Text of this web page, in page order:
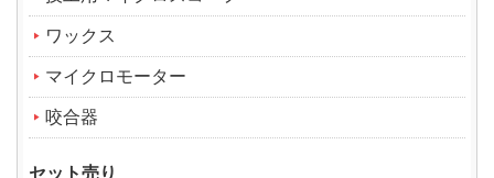
ワックス
マイクロモーター
咬合器
セット売り